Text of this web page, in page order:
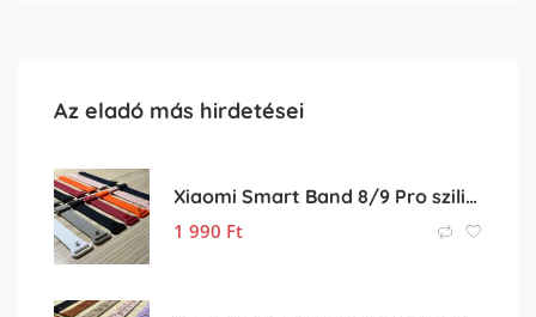
Az eladó más hirdetései
Xiaomi Smart Band 8/9 Pro szilikon szíj
1 990 Ft